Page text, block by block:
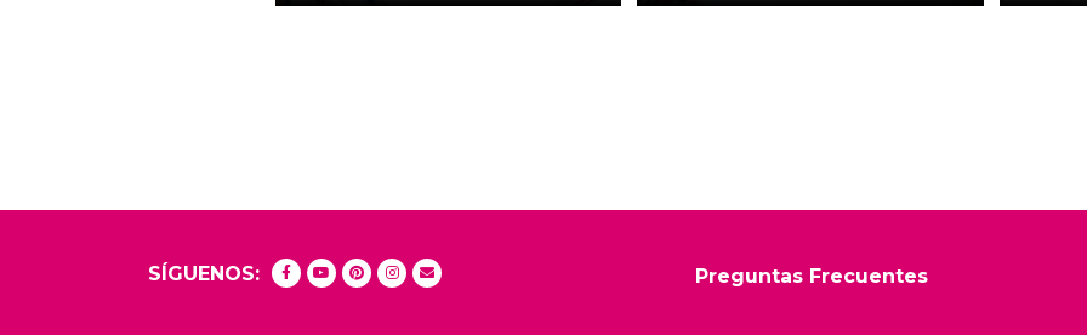
SÍGUENOS: Preguntas Frecuentes